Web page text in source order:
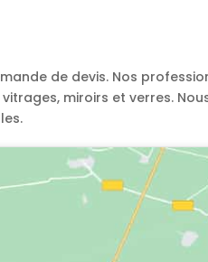
de devis. Nos
miroirs et verres.